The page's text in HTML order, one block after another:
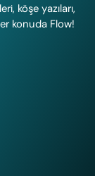
köşe yazıları,
konuda Flow!